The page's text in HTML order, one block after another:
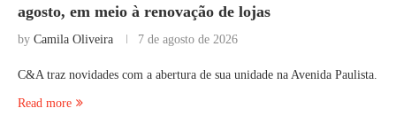
agosto, em meio à renovação de lojas
by Camila Oliveira 7 de agosto de 2026
C&A traz novidades com a abertura de sua unidade na Avenida Paulista.
Read more